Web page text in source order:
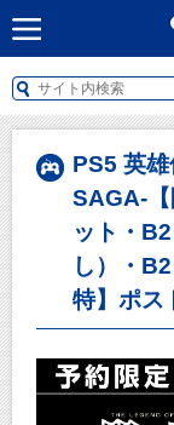
PS5 英
SAGA-【
ット・
し）・
特】ポス